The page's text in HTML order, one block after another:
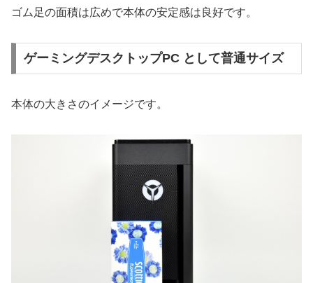
ゴム足の面積は広めで本体の安定感は良好です。
ゲーミングデスクトップPC として普通サイズ
本体の大きさのイメージです。